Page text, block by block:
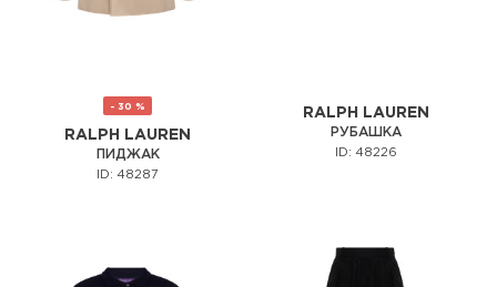
- 30 %
RALPH LAUREN
ПИДЖАК
ID: 48287
RALPH LAUREN
РУБАШКА
ID: 48226